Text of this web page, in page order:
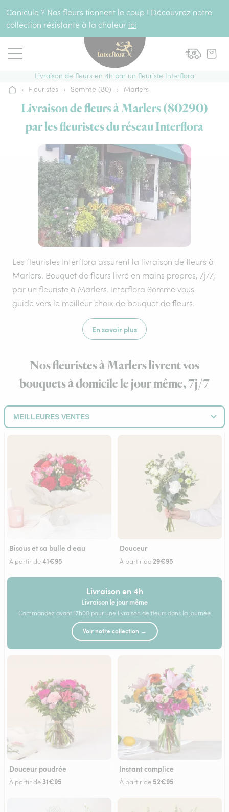
Canicule ? Nos fleurs tiennent le coup ! Découvrez notre
collection résistante à la chaleur ici
Livraison de fleurs en 4h par un fleuriste Interflora
Accueil
› Fleuristes › Somme (80) › Marlers
Livraison de fleurs à Marlers (80290)
par les fleuristes du réseau Interflora
Les fleuristes Interflora assurent la livraison de fleurs à
Marlers. Bouquet de fleurs livré en mains propres, 7j/7,
par un fleuriste à Marlers. Interflora Somme vous
guide vers le meilleur choix de bouquet de fleurs.
En savoir plus
Nos fleuristes à Marlers livrent vos
bouquets à domicile le jour même, 7j/7
Bisous et sa bulle d'eau
À partir de41€95
Douceur
À partir de29€95
Livraison en 4h
Livraison le jour même
Commandez avant 17h00 pour une livraison de fleurs dans la journée
Voir notre collection →
Douceur poudrée
À partir de 31€95
Instant complice
À partir de 52€95